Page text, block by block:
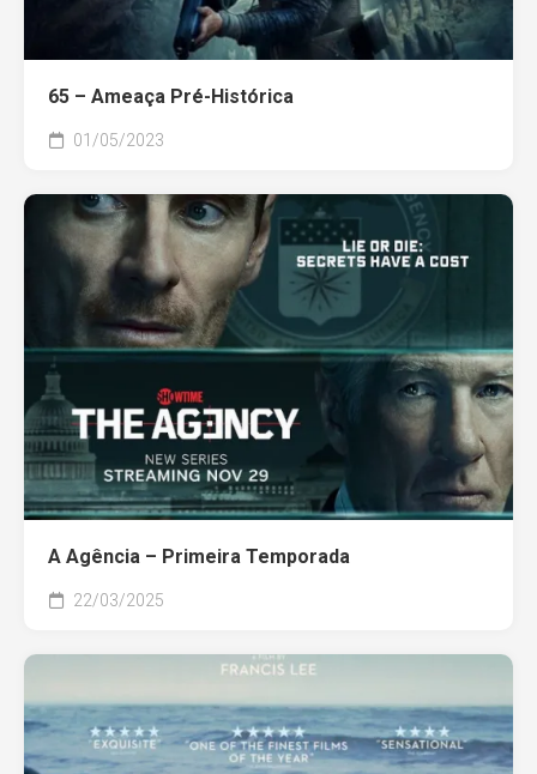
65 – Ameaça Pré-Histórica
01/05/2023
A Agência – Primeira Temporada
22/03/2025